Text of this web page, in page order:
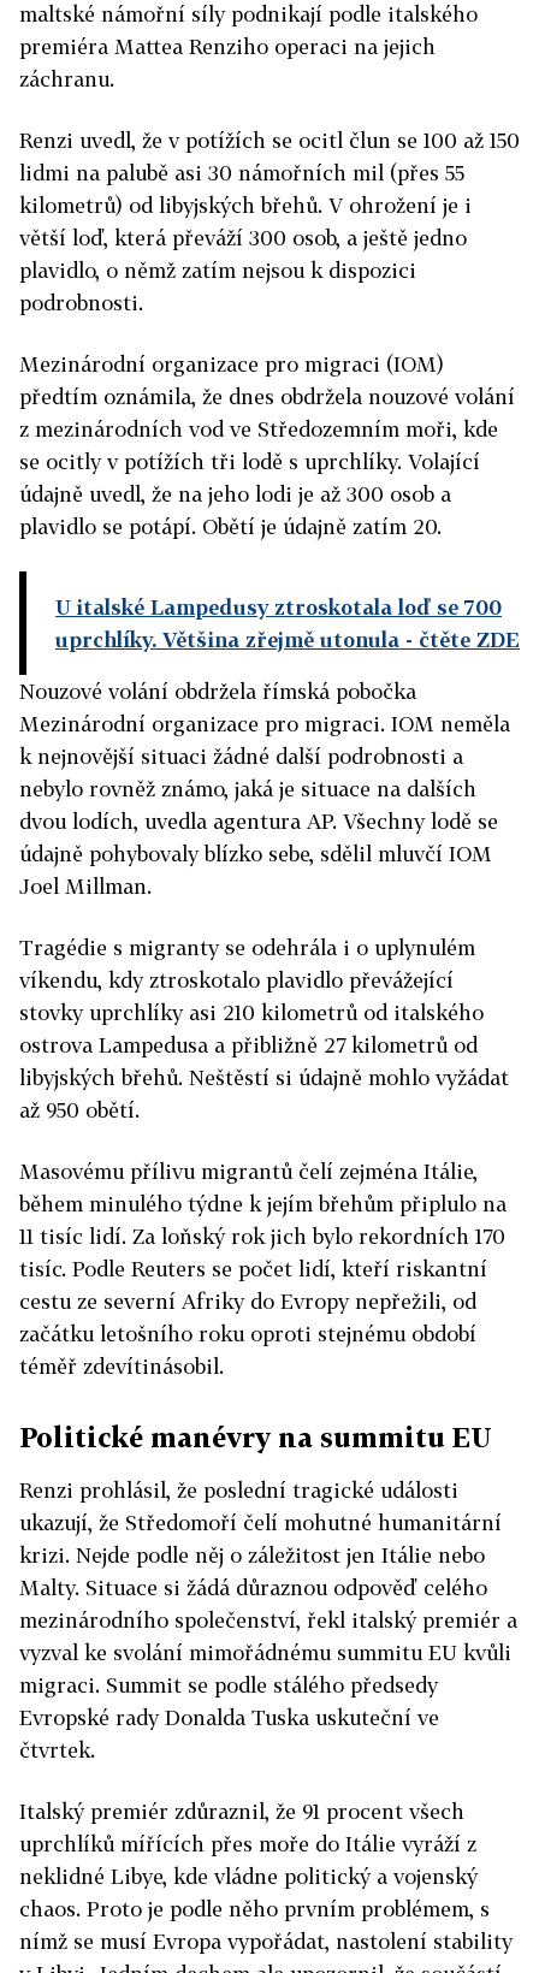
maltské námořní síly podnikají podle italského
premiéra Mattea Renziho operaci na jejich
záchranu.
Renzi uvedl, že v potížích se ocitl člun se 100 až 150
lidmi na palubě asi 30 námořních mil (přes 55
kilometrů) od libyjských břehů. V ohrožení je i
větší loď, která převáží 300 osob, a ještě jedno
plavidlo, o němž zatím nejsou k dispozici
podrobnosti.
Mezinárodní organizace pro migraci (IOM)
předtím oznámila, že dnes obdržela nouzové volání
z mezinárodních vod ve Středozemním moři, kde
se ocitly v potížích tři lodě s uprchlíky. Volající
údajně uvedl, že na jeho lodi je až 300 osob a
plavidlo se potápí. Obětí je údajně zatím 20.
U italské Lampedusy ztroskotala loď se 700
uprchlíky. Většina zřejmě utonula - čtěte ZDE
Nouzové volání obdržela římská pobočka
Mezinárodní organizace pro migraci. IOM neměla
k nejnovější situaci žádné další podrobnosti a
nebylo rovněž známo, jaká je situace na dalších
dvou lodích, uvedla agentura AP. Všechny lodě se
údajně pohybovaly blízko sebe, sdělil mluvčí IOM
Joel Millman.
Tragédie s migranty se odehrála i o uplynulém
víkendu, kdy ztroskotalo plavidlo převážející
stovky uprchlíky asi 210 kilometrů od italského
ostrova Lampedusa a přibližně 27 kilometrů od
libyjských břehů. Neštěstí si údajně mohlo vyžádat
až 950 obětí.
Masovému přílivu migrantů čelí zejména Itálie,
během minulého týdne k jejím břehům připlulo na
11 tisíc lidí. Za loňský rok jich bylo rekordních 170
tisíc. Podle Reuters se počet lidí, kteří riskantní
cestu ze severní Afriky do Evropy nepřežili, od
začátku letošního roku oproti stejnému období
téměř zdevítinásobil.
Politické manévry na summitu EU
Renzi prohlásil, že poslední tragické události
ukazují, že Středomoří čelí mohutné humanitární
krizi. Nejde podle něj o záležitost jen Itálie nebo
Malty. Situace si žádá důraznou odpověď celého
mezinárodního společenství, řekl italský premiér a
vyzval ke svolání mimořádnému summitu EU kvůli
migraci. Summit se podle stálého předsedy
Evropské rady Donalda Tuska uskuteční ve
čtvrtek.
Italský premiér zdůraznil, že 91 procent všech
uprchlíků mířících přes moře do Itálie vyráží z
neklidné Libye, kde vládne politický a vojenský
chaos. Proto je podle něho prvním problémem, s
nímž se musí Evropa vypořádat, nastolení stability